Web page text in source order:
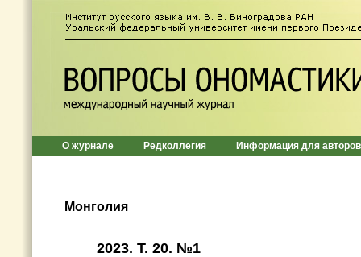
О журнале Редколлегия Информация для авторов
Монголия
2023. Т. 20. №1